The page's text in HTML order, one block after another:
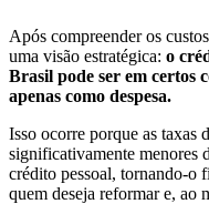
Após compreender os
uma visão estratégica: o
Brasil pode ser em certos
apenas como despesa.
Isso ocorre porque as taxas
significativamente menores
crédito pessoal, tornando-o
quem deseja reformar e, ao